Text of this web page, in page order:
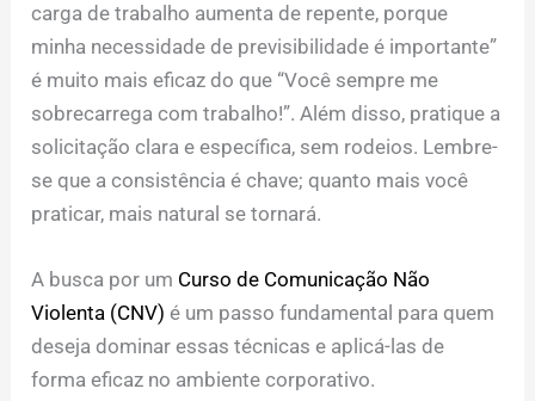
carga de trabalho aumenta de repente, porque
minha necessidade de previsibilidade é importante”
é muito mais eficaz do que “Você sempre me
sobrecarrega com trabalho!”. Além disso, pratique a
solicitação clara e específica, sem rodeios. Lembre-
se que a consistência é chave; quanto mais você
praticar, mais natural se tornará.
A busca por um Curso de Comunicação Não
Violenta (CNV) é um passo fundamental para quem
deseja dominar essas técnicas e aplicá-las de
forma eficaz no ambiente corporativo.